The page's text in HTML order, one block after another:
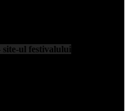
ul festivalului